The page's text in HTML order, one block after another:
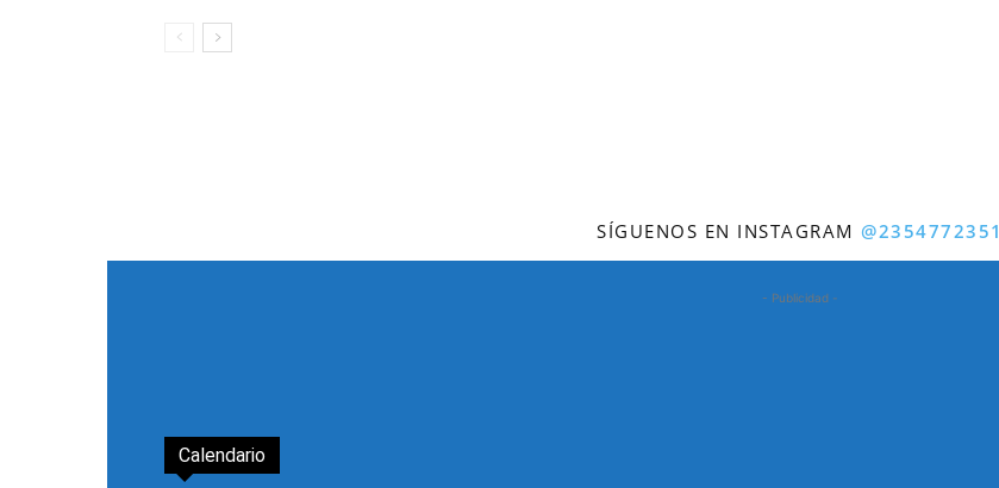
SÍGUENOS EN INSTAGRAM@2354772351
- Publicidad -
Calendario